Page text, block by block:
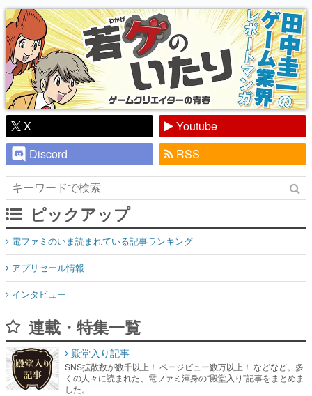
り】
X
Youtube
Discord
RSS
ピックアップ
電ファミのいま読まれている記事ランキング
アプリセール情報
インタビュー
連載・特集一覧
殿堂入り記事
SNS拡散数が数千以上！ ページビュー数万以上！ などなど。多
くの人々に読まれた、電ファミ渾身の“殿堂入り”記事をまとめま
した。